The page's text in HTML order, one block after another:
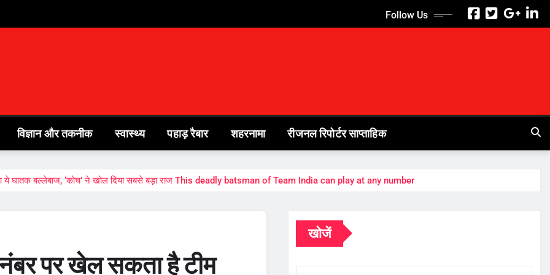
Follow Us
विज्ञान और तकनीक स्वास्थ्य पहाड़ रैबार शहरनामा रीजनल रिपोर्टर साप्ताहिक
ये घातक बल्लेबाज, ‘कोच’ ने खोल दिया सबसे बड़ा राज This deadly batsman of Team India can play at any number
पर खेल सकता है टीम
खोजें